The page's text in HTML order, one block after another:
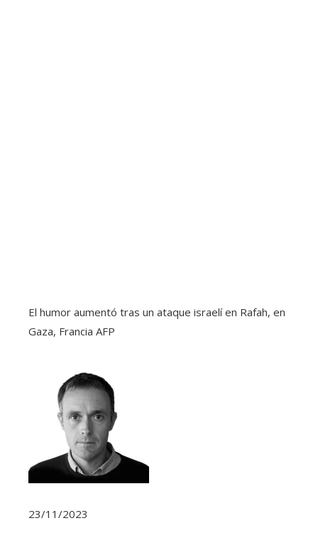
El humor aumentó tras un ataque israelí en Rafah, en
Gaza, Francia AFP
23/11/2023